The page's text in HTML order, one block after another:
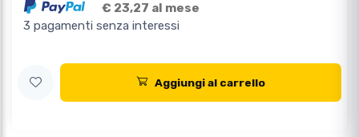
€ 23,27 al mese
3 pagamenti senza interessi
Aggiungi al carrello